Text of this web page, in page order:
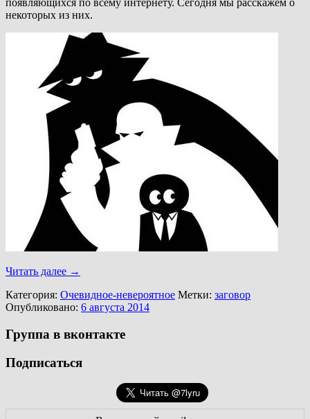
появляющихся по всему интернету. Сегодня мы расскажем о
некоторых из них.
Читать далее →
Категория: Очевидное-невероятное Метки: заговор
Опубликовано: 6 августа 2014
Группа в вконтакте
Подписаться